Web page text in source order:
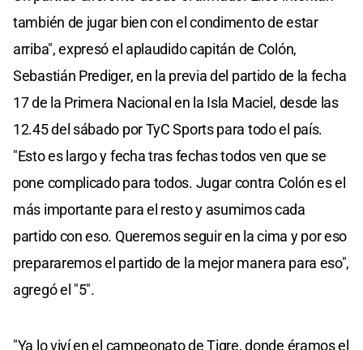
también de jugar bien con el condimento de estar
arriba", expresó el aplaudido capitán de Colón,
Sebastián Prediger, en la previa del partido de la fecha
17 de la Primera Nacional en la Isla Maciel, desde las
12.45 del sábado por TyC Sports para todo el país.
"Esto es largo y fecha tras fechas todos ven que se
pone complicado para todos. Jugar contra Colón es el
más importante para el resto y asumimos cada
partido con eso. Queremos seguir en la cima y por eso
prepararemos el partido de la mejor manera para eso",
agregó el "5".
"Ya lo viví en el campeonato de Tigre, donde éramos el